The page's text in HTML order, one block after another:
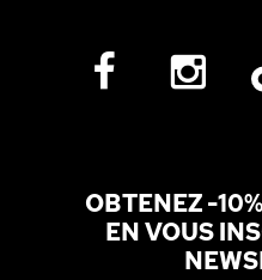
OBTENEZ -
EN VOUS